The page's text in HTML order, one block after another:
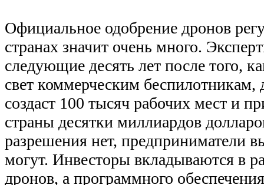
Официальное одобрение дронов
странах значит очень много.
следующие десять лет после того,
свет коммерческим
создаст 100 тысяч рабочих мест и
страны десятки миллиардов
разрешения нет, предприниматели
могут. Инвесторы вкладываются в
дронов, а программного